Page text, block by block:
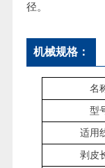
径。
机械规格：
名
型
适用
剥皮